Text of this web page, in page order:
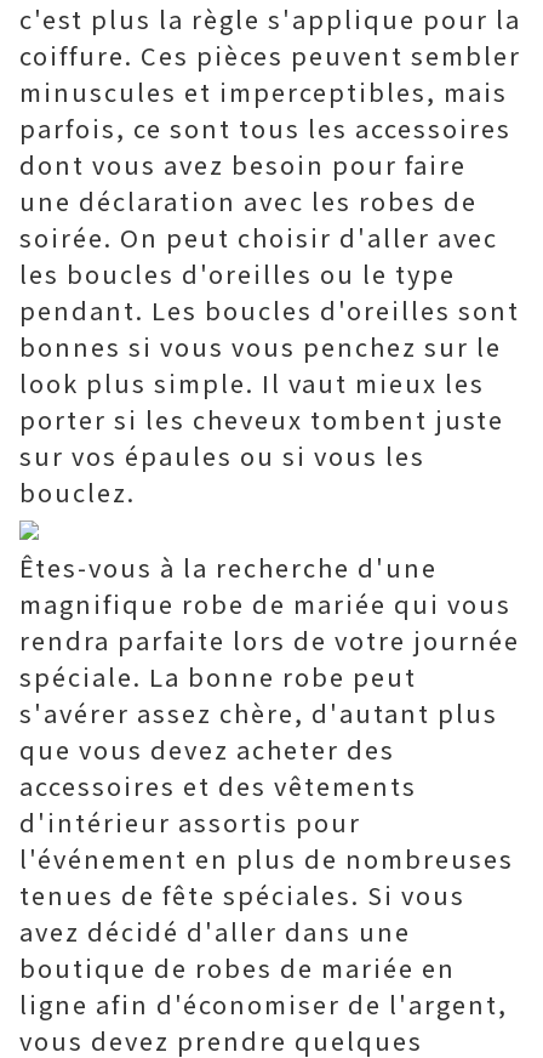
c'est plus la règle s'applique pour la
coiffure. Ces pièces peuvent sembler
minuscules et imperceptibles, mais
parfois, ce sont tous les accessoires
dont vous avez besoin pour faire
une déclaration avec les robes de
soirée. On peut choisir d'aller avec
les boucles d'oreilles ou le type
pendant. Les boucles d'oreilles sont
bonnes si vous vous penchez sur le
look plus simple. Il vaut mieux les
porter si les cheveux tombent juste
sur vos épaules ou si vous les
bouclez.
Êtes-vous à la recherche d'une
magnifique robe de mariée qui vous
rendra parfaite lors de votre journée
spéciale. La bonne robe peut
s'avérer assez chère, d'autant plus
que vous devez acheter des
accessoires et des vêtements
d'intérieur assortis pour
l'événement en plus de nombreuses
tenues de fête spéciales. Si vous
avez décidé d'aller dans une
boutique de robes de mariée en
ligne afin d'économiser de l'argent,
vous devez prendre quelques